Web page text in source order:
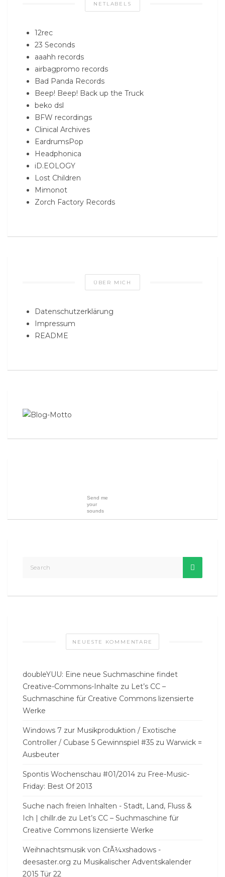
NETLABELS
12rec
23 Seconds
aaahh records
airbagpromo records
Bad Panda Records
Beep! Beep! Back up the Truck
beko dsl
BFW recordings
Clinical Archives
EardrumsPop
Headphonica
iD.EOLOGY
Lost Children
Mimonot
Zorch Factory Records
ÜBER MICH
Datenschutzerklärung
Impressum
README
Send me
your
sounds
NEUESTE KOMMENTARE
doubleYUU: Eine neue Suchmaschine findet
Creative-Commons-Inhalte zu Let’s CC –
Suchmaschine für Creative Commons lizensierte
Werke
Windows 7 zur Musikproduktion / Exotische
Controller / Cubase 5 Gewinnspiel #35 zu Warwick =
Ausbeuter
Spontis Wochenschau #01/2014 zu Free-Music-
Friday: Best Of 2013
Suche nach freien Inhalten - Stadt, Land, Fluss &
Ich | chillr.de zu Let’s CC – Suchmaschine für
Creative Commons lizensierte Werke
Weihnachtsmusik von CrÃ¼xshadows -
deesaster.org zu Musikalischer Adventskalender
2015 Tür 22